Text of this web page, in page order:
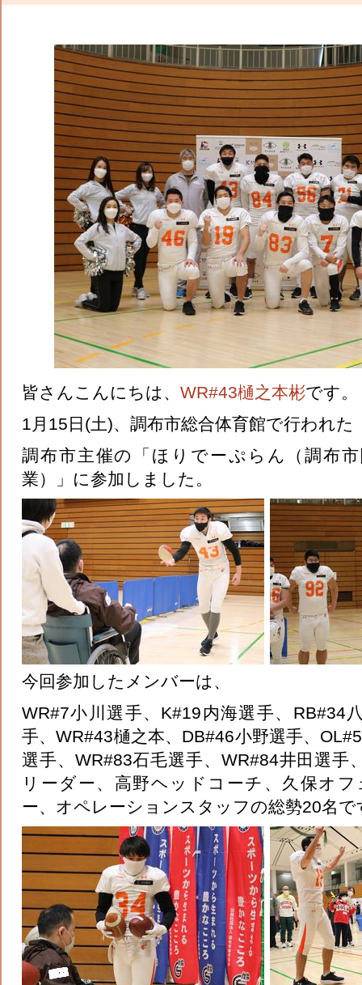
皆さんこんにちは、 WR#43樋之本彬です。
1月15日(土)、調布市総合体育館で行われた
調布市主催の「ほりでーぷらん（調布
業）」に参加しました。
今回参加したメンバーは、
WR#7小川選手、K#19内海選手、RB#34
手、WR#43樋之本、DB#46小野選手、
選手、WR#83石毛選手、WR#84井田選手
リーダー、高野ヘッドコーチ、久保オ
ー、オペレーションスタッフの総勢20名で